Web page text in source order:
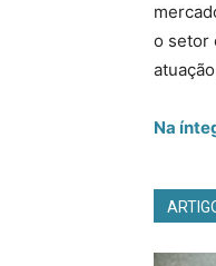
o setor
Na